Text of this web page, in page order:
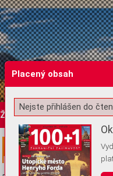
Žádost o souhlas s
Placený obsah
Nejste přihlášen do